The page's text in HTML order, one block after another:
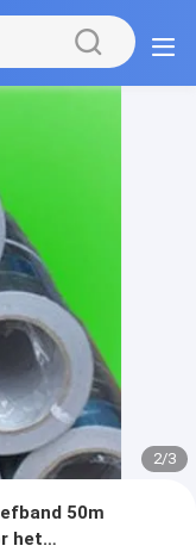
2/3
50m
het